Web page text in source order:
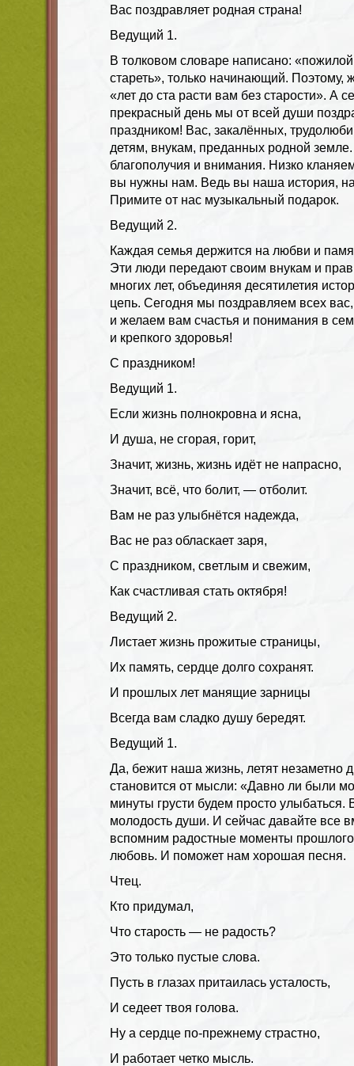
Вас поздравляет родная страна!
Ведущий 1.
В толковом словаре написано:
стареть», только начинающий. Поэтому,
«лет до ста расти вам без старости». А
прекрасный день мы от всей души
праздником! Вас, закалённых,
детям, внукам, преданных родной
благополучия и внимания. Низко
вы нужны нам. Ведь вы наша история,
Примите от нас музыкальный подарок.
Ведущий 2.
Каждая семья держится на любви и
Эти люди передают своим внукам и
многих лет, объединяя десятилетия
цепь. Сегодня мы поздравляем всех
и желаем вам счастья и понимания в
и крепкого здоровья!
С праздником!
Ведущий 1.
Если жизнь полнокровна и ясна,
И душа, не сгорая, горит,
Значит, жизнь, жизнь идёт не напрасно,
Значит, всё, что болит, — отболит.
Вам не раз улыбнётся надежда,
Вас не раз обласкает заря,
С праздником, светлым и свежим,
Как счастливая стать октября!
Ведущий 2.
Листает жизнь прожитые страницы,
Их память, сердце долго сохранят.
И прошлых лет манящие зарницы
Всегда вам сладко душу бередят.
Ведущий 1.
Да, бежит наша жизнь, летят незаметно
становится от мысли: «Давно ли были
минуты грусти будем просто
молодость души. И сейчас давайте все
вспомним радостные моменты
любовь. И поможет нам хорошая песня.
Чтец.
Кто придумал,
Что старость — не радость?
Это только пустые слова.
Пусть в глазах притаилась усталость,
И седеет твоя голова.
Ну а сердце по-прежнему страстно,
И работает четко мысль.